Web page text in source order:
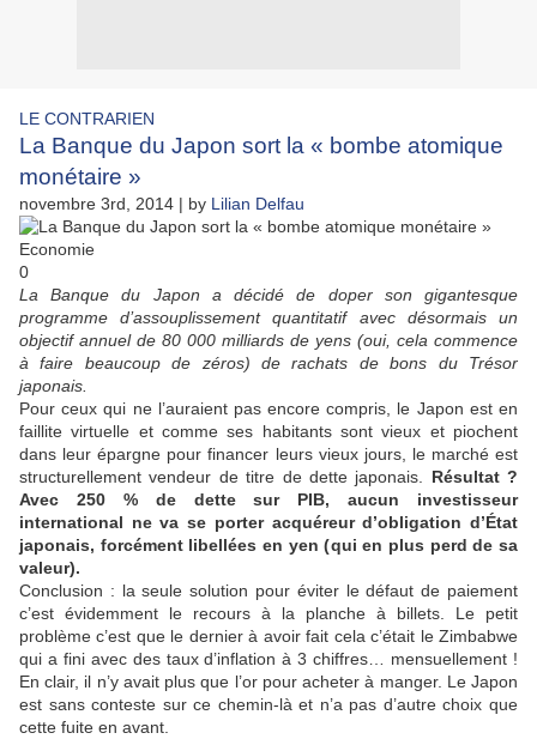
LE CONTRARIEN
La Banque du Japon sort la « bombe atomique
monétaire »
novembre 3rd, 2014 | by Lilian Delfau
Economie
0
La Banque du Japon a décidé de doper son gigantesque
programme d’assouplissement quantitatif avec désormais un
objectif annuel de 80 000 milliards de yens (oui, cela commence
à faire beaucoup de zéros) de rachats de bons du Trésor
japonais.
Pour ceux qui ne l’auraient pas encore compris, le Japon est en
faillite virtuelle et comme ses habitants sont vieux et piochent
dans leur épargne pour financer leurs vieux jours, le marché est
structurellement vendeur de titre de dette japonais. Résultat ?
Avec 250 % de dette sur PIB, aucun investisseur
international ne va se porter acquéreur d’obligation d’État
japonais, forcément libellées en yen (qui en plus perd de sa
valeur).
Conclusion : la seule solution pour éviter le défaut de paiement
c’est évidemment le recours à la planche à billets. Le petit
problème c’est que le dernier à avoir fait cela c’était le Zimbabwe
qui a fini avec des taux d’inflation à 3 chiffres… mensuellement !
En clair, il n’y avait plus que l’or pour acheter à manger. Le Japon
est sans conteste sur ce chemin-là et n’a pas d’autre choix que
cette fuite en avant.